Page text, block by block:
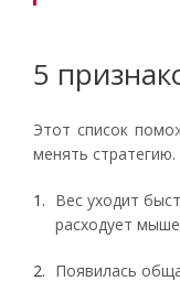
5
Этот список
менять стратегию.
Вес уходит
расходует
Появилась